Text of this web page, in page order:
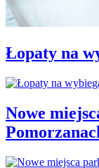
Łopaty na
Nowe